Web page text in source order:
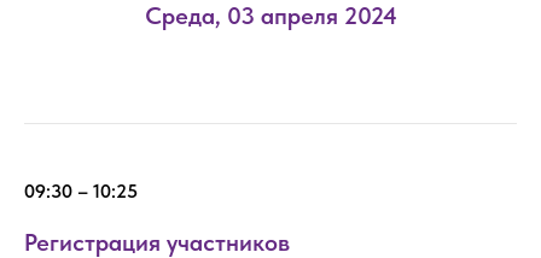
Среда, 03 апреля 2024
09:30 – 10:25
Регистрация участников